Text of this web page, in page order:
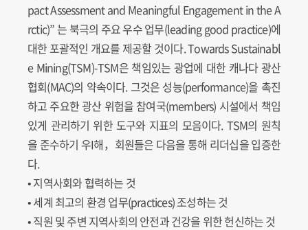
pact Assessment and Meaningful Engagement in the A
rctic)” 는 북극의 주요 우수 업무(leading good practice)에
대한 포괄적인 개요를 제공할 것이다. Towards Sustainabl
e Mining(TSM)-TSM은 책임있는 광업에 대한 캐나다 광산
협회(MAC)의 약속이다. 그것은 성능(performance)을 촉진
하고 주요한 광산 위험을 참여국(members) 시설에서 책임
있게 관리하기 위한 도구와 지표의 모음이다. TSM의 원칙
을 준수하기 우I해，회원들은 다음을 통해 리더십을 입증한
다.
• 지역사회와 협력하는 것
• 세계 최고의 환경 업무(practices) 조성하는 것
• 직원 및 주변 지역사회의 안전과 건강을 위한 헌신하는 것